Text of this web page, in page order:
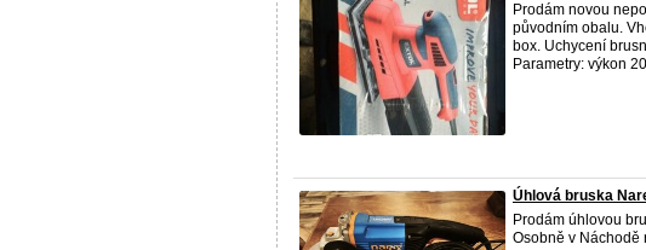
Prodám novou
původním obalu.
box. Uchycení
Parametry: výkon
Úhlová bruska
Prodám úhlovou
Osobně v Náchodě